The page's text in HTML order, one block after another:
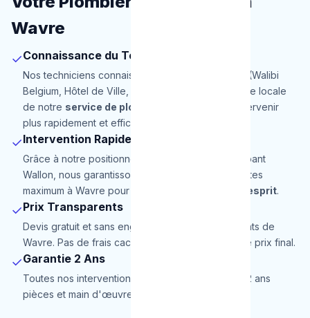
Wavre
✓Connaissance du Terrain
Nos techniciens connaissent parfaitement Wavre (Walibi
Belgium, Hôtel de Ville, Maca). Cette connaissance locale
de notre service de plombier
nous permet d'intervenir
plus rapidement et efficacement.
✓Intervention Rapide
Grâce à notre positionnement stratégique en Brabant
Wallon, nous garantissons une arrivée en 30 minutes
maximum à Wavre pour une totale
tranquillité d'esprit.
✓Prix Transparents
Devis gratuit et sans engagement pour les habitants de
Wavre. Pas de frais cachés, le prix annoncé est le prix final.
✓Garantie 2 Ans
Toutes nos interventions à Wavre sont garanties 2 ans
pièces et main d'œuvre.